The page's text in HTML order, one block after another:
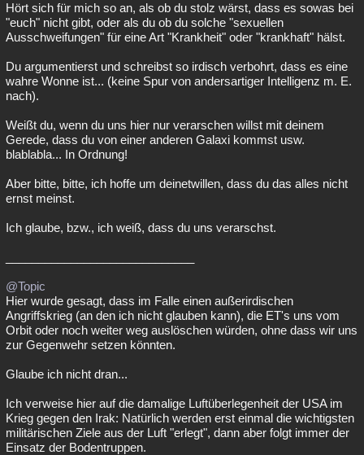
Hört sich für mich so an, als ob du stolz wärst, dass es sowas bei
"euch" nicht gibt, oder als du ob du solche "sexuellen
Ausschweifungen" für eine Art "Krankheit" oder "krankhaft" hälst.
Du argumentierst und schreibst so irdisch verbohrt, dass es eine
wahre Wonne ist... (keine Spur von andersartiger Intelligenz m. E.
nach).
Weißt du, wenn du uns hier nur verarschen willst mit deinem
Gerede, dass du von einer anderen Galaxi kommst usw.
blablabla... In Ordnung!
Aber bitte, bitte, ich hoffe um deinetwillen, dass du das alles nicht
ernst meinst.
Ich glaube, bzw., ich weiß, dass du uns verarschst.
@Topic
Hier wurde gesagt, dass im Falle einen außerirdischen
Angriffskrieg (an den ich nicht glauben kann), die ET's uns vom
Orbit oder noch weiter weg auslöschen würden, ohne dass wir uns
zur Gegenwehr setzen könnten.
Glaube ich nicht dran...
Ich verweise hier auf die damalige Luftüberlegenheit der USA im
Krieg gegen den Irak: Natürlich werden erst einmal die wichtigsten
militärischen Ziele aus der Luft "erlegt", dann aber folgt immer der
Einsatz der Bodentruppen.